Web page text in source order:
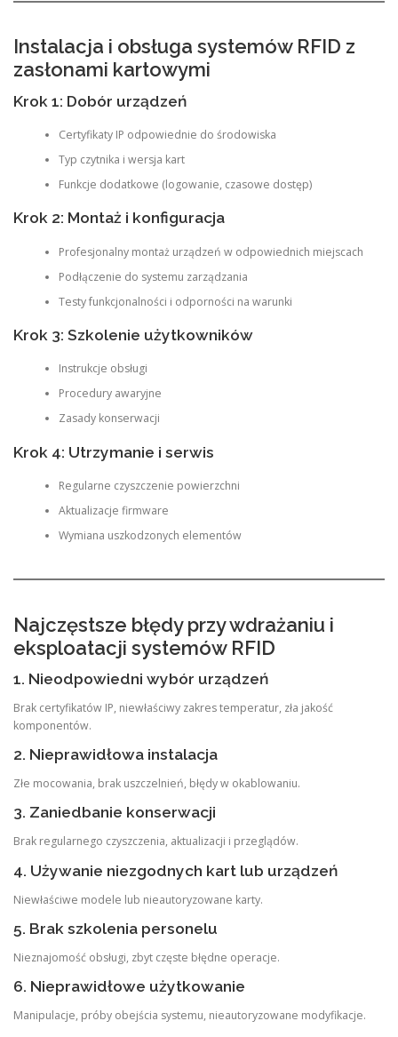
Instalacja i obsługa systemów RFID z
zasłonami kartowymi
Krok 1: Dobór urządzeń
Certyfikaty IP odpowiednie do środowiska
Typ czytnika i wersja kart
Funkcje dodatkowe (logowanie, czasowe dostęp)
Krok 2: Montaż i konfiguracja
Profesjonalny montaż urządzeń w odpowiednich miejscach
Podłączenie do systemu zarządzania
Testy funkcjonalności i odporności na warunki
Krok 3: Szkolenie użytkowników
Instrukcje obsługi
Procedury awaryjne
Zasady konserwacji
Krok 4: Utrzymanie i serwis
Regularne czyszczenie powierzchni
Aktualizacje firmware
Wymiana uszkodzonych elementów
Najczęstsze błędy przy wdrażaniu i
eksploatacji systemów RFID
1. Nieodpowiedni wybór urządzeń
Brak certyfikatów IP, niewłaściwy zakres temperatur, zła jakość
komponentów.
2. Nieprawidłowa instalacja
Złe mocowania, brak uszczelnień, błędy w okablowaniu.
3. Zaniedbanie konserwacji
Brak regularnego czyszczenia, aktualizacji i przeglądów.
4. Używanie niezgodnych kart lub urządzeń
Niewłaściwe modele lub nieautoryzowane karty.
5. Brak szkolenia personelu
Nieznajomość obsługi, zbyt częste błędne operacje.
6. Nieprawidłowe użytkowanie
Manipulacje, próby obejścia systemu, nieautoryzowane modyfikacje.